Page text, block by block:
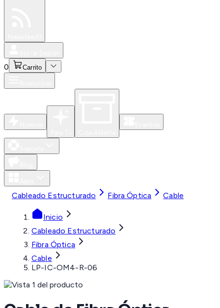
0 Carrito
Cableado Estructurado Fibra Óptica Cable
Inicio
Cableado Estructurado
Fibra Óptica
Cable
LP-IC-OM4-R-06